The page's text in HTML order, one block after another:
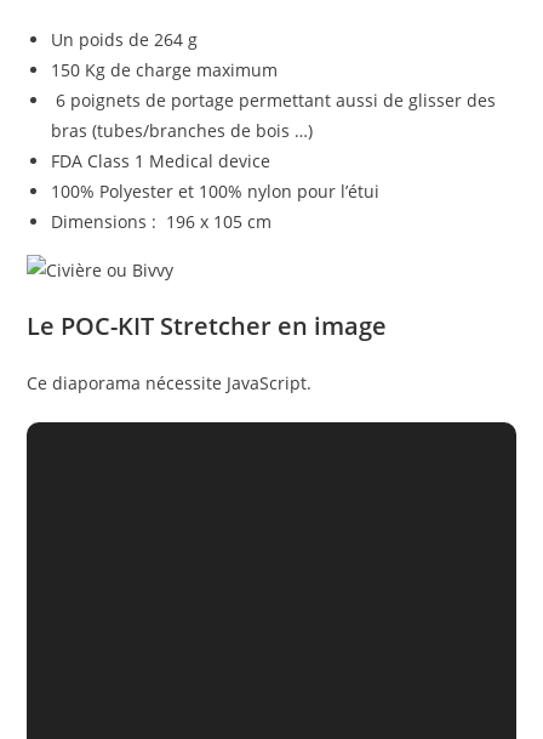
Un poids de 264 g
150 Kg de charge maximum
6 poignets de portage permettant aussi de glisser des
bras (tubes/branches de bois …)
FDA Class 1 Medical device
100% Polyester et 100% nylon pour l’étui
Dimensions : 196 x 105 cm
Le POC-KIT Stretcher en image
Ce diaporama nécessite JavaScript.